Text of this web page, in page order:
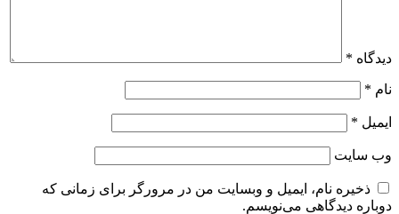
دیدگاه *
نام *
ایمیل *
وب‌ سایت
ذخیره نام، ایمیل و وبسایت من در مرورگر برای زمانی که
دوباره دیدگاهی می‌نویسم.